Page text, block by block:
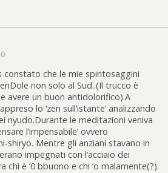
constato che le mie spiritosaggini
non solo al Sud..(Il trucco è
avere un buon antidolorifico).A
lo ‘zen sull’istante’ analizzando
nyudo.Durante le meditazioni veniva
l’impensabile’ ovvero
shiryo. Mentre gli anziani stavano in
impegnati con l’acciaio dei
chi è ‘0 bbuono e chi ‘o malamente(?).